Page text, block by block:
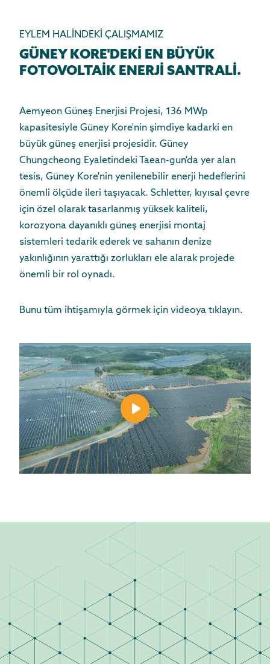
EYLEM HALİNDEKİ ÇALIŞMAMIZ
GÜNEY KORE'DEKİ EN BÜYÜK
FOTOVOLTAİK ENERJİ SANTRALİ.
Aemyeon Güneş Enerjisi Projesi, 136 MWp
kapasitesiyle Güney Kore'nin şimdiye kadarki en
büyük güneş enerjisi projesidir. Güney
Chungcheong Eyaletindeki Taean-gun'da yer alan
tesis, Güney Kore'nin yenilenebilir enerji hedeflerini
önemli ölçüde ileri taşıyacak. Schletter, kıyısal çevre
için özel olarak tasarlanmış yüksek kaliteli,
korozyona dayanıklı güneş enerjisi montaj
sistemleri tedarik ederek ve sahanın denize
yakınlığının yarattığı zorlukları ele alarak projede
önemli bir rol oynadı.
Bunu tüm ihtişamıyla görmek için videoya tıklayın.